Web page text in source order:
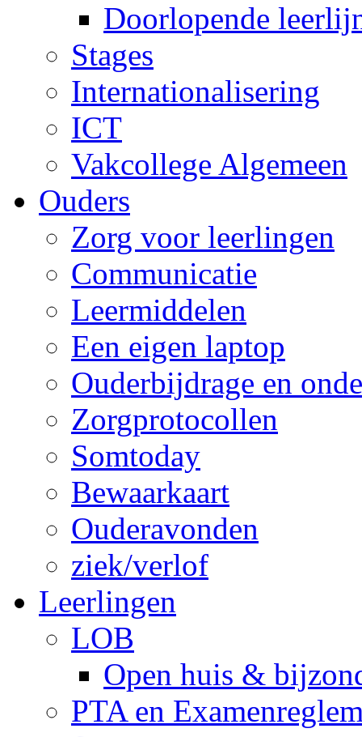
Doorlopende
Stages
Internationalisering
ICT
Vakcollege Algemeen
Ouders
Zorg voor leerlingen
Communicatie
Leermiddelen
Een eigen laptop
Ouderbijdrage en
Zorgprotocollen
Somtoday
Bewaarkaart
Ouderavonden
ziek/verlof
Leerlingen
LOB
Open huis &
PTA en